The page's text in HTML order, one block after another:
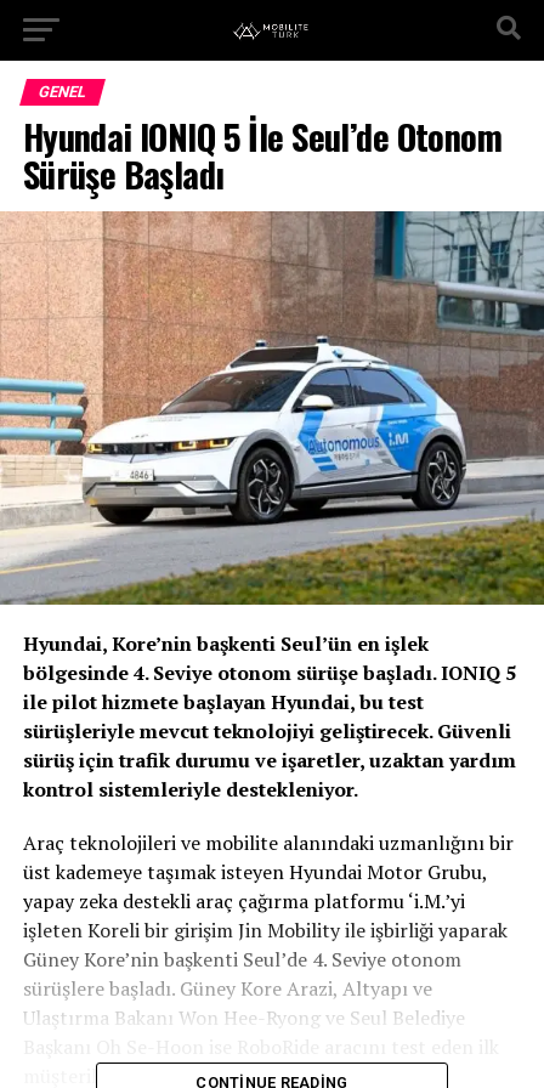
GENEL
Hyundai IONIQ 5 İle Seul’de Otonom
Sürüşe Başladı
Hyundai, Kore’nin başkenti Seul’ün en işlek
bölgesinde 4. Seviye otonom sürüşe başladı. IONIQ 5
ile pilot hizmete başlayan Hyundai, bu test
sürüşleriyle mevcut teknolojiyi geliştirecek. Güvenli
sürüş için trafik durumu ve işaretler, uzaktan yardım
kontrol sistemleriyle destekleniyor.
Araç teknolojileri ve mobilite alanındaki uzmanlığını bir
üst kademeye taşımak isteyen Hyundai Motor Grubu,
yapay zeka destekli araç çağırma platformu ‘i.M.’yi
işleten Koreli bir girişim Jin Mobility ile işbirliği yaparak
Güney Kore’nin başkenti Seul’de 4. Seviye otonom
sürüşlere başladı. Güney Kore Arazi, Altyapı ve
Ulaştırma Bakanı Won Hee-Ryong ve Seul Belediye
CONTINUE READING